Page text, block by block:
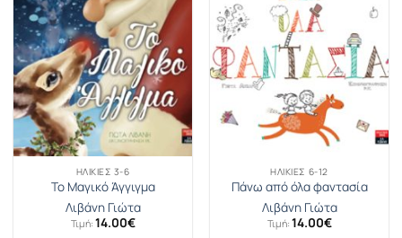
ΗΛΙΚΊΕΣ 3-6
Το Μαγικό Άγγιγμα
Λιβάνη Γιώτα
Τιμή: 14.00€
ΗΛΙΚΊΕΣ 6-12
Πάνω από όλα φαντασία
Λιβάνη Γιώτα
Τιμή: 14.00€